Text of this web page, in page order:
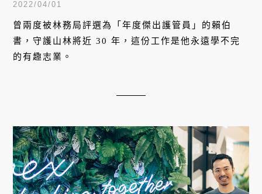
2022/04/01
曾兩度被林務局評選為「年度傑出護管員」的賴伯
書，守護山林將近 30 年，這份工作是他永遠學不完
的有趣志業。